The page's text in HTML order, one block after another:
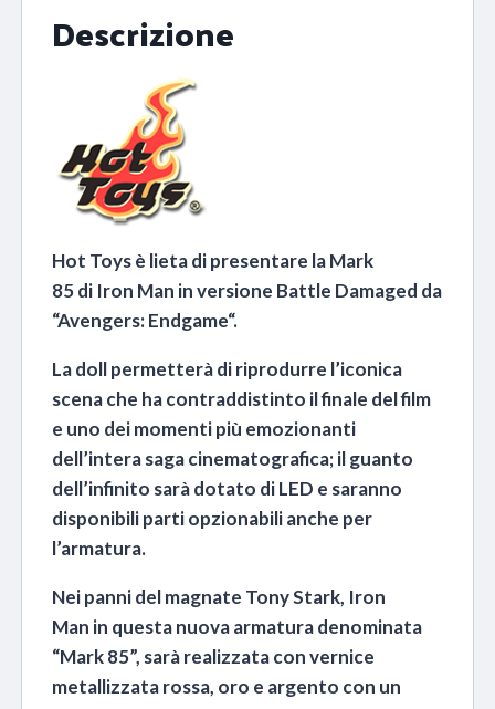
Descrizione
Hot Toys è lieta di presentare la Mark
85 di Iron Man in versione Battle Damaged da
“Avengers: Endgame“.
La doll permetterà di riprodurre l’iconica
scena che ha contraddistinto il finale del film
e uno dei momenti più emozionanti
dell’intera saga cinematografica; il guanto
dell’infinito sarà dotato di LED e saranno
disponibili parti opzionabili anche per
l’armatura.
Nei panni del magnate Tony Stark, Iron
Man in questa nuova armatura denominata
“Mark 85”, sarà realizzata con vernice
metallizzata rossa, oro e argento con un